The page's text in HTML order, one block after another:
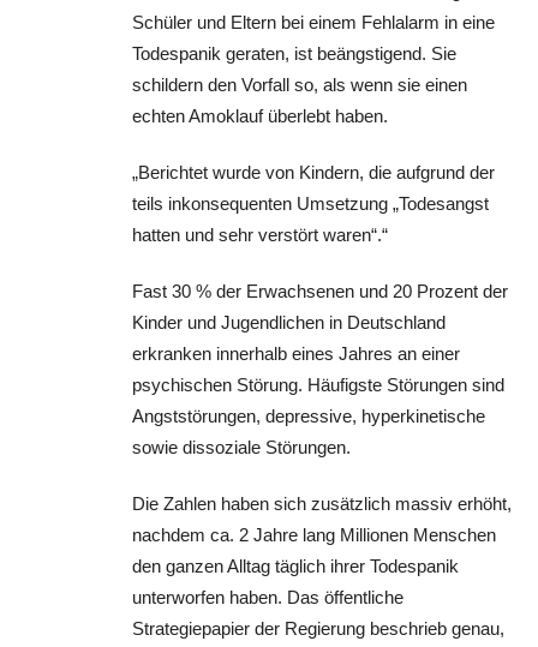
Schüler und Eltern bei einem Fehlalarm in eine
Todespanik geraten, ist beängstigend. Sie
schildern den Vorfall so, als wenn sie einen
echten Amoklauf überlebt haben.
„Berichtet wurde von Kindern, die aufgrund der
teils inkonsequenten Umsetzung „Todesangst
hatten und sehr verstört waren“.“
Fast 30 % der Erwachsenen und 20 Prozent der
Kinder und Jugendlichen in Deutschland
erkranken innerhalb eines Jahres an einer
psychischen Störung. Häufigste Störungen sind
Angststörungen, depressive, hyperkinetische
sowie dissoziale Störungen.
Die Zahlen haben sich zusätzlich massiv erhöht,
nachdem ca. 2 Jahre lang Millionen Menschen
den ganzen Alltag täglich ihrer Todespanik
unterworfen haben. Das öffentliche
Strategiepapier der Regierung beschrieb genau,